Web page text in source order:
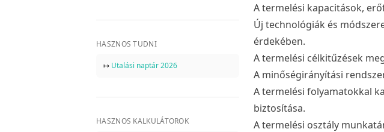
A termelési kapacitások,
Új technológiák és
érdekében.
A termelési célkitűzések
A minőségirányítási
A termelési folyamatokkal
biztosítása.
A termelési osztály
HASZNOS TUDNI
↦ Utalási naptár 2026
HASZNOS KALKULÁTOROK